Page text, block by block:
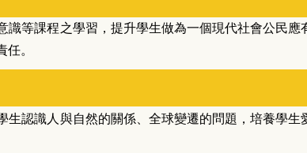
識等課程之學習，提升學生做為一個現代社會公民應
。
生認識人與自然的關係、全球變遷的問題，培養學生